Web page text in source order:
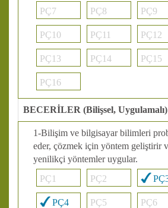
PÇ7 PÇ8 PÇ9
PÇ10 PÇ11 PÇ12
PÇ13 PÇ14 PÇ15
PÇ16
BECERİLER (Bilişsel, Uygulamalı)
1-Bilişim ve bilgisayar bilimleri
eder, çözmek için yöntem geliştirir
yenilikçi yöntemler uygular.
PÇ1
PÇ2
PÇ4 PÇ5 PÇ6